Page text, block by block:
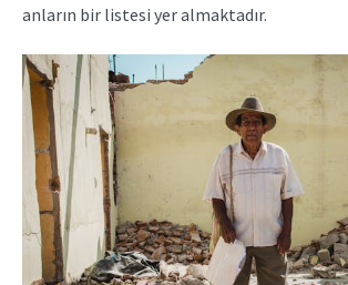
anların bir listesi yer almaktadır.